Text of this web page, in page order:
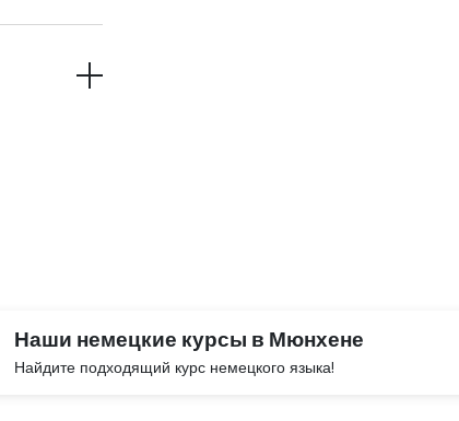
Наши немецкие курсы в Мюнхене
Найдите подходящий курс немецкого языка!